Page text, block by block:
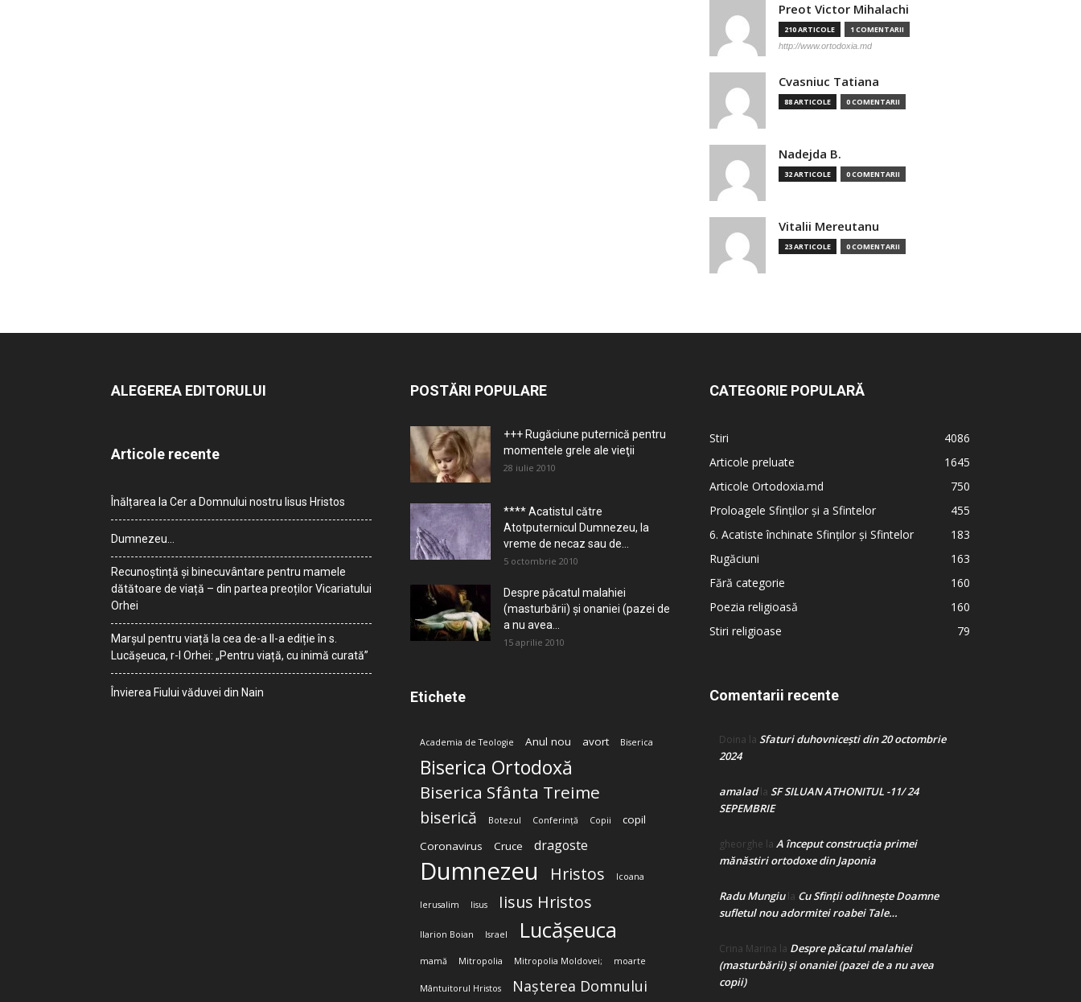
Preot Victor Mihalachi
210 ARTICOLE 1 COMENTARII
http://www.ortodoxia.md
Cvasniuc Tatiana
88 ARTICOLE 0 COMENTARII
Nadejda B.
32 ARTICOLE 0 COMENTARII
Vitalii Mereutanu
23 ARTICOLE 0 COMENTARII
ALEGEREA EDITORULUI
Articole recente
Înălțarea la Cer a Domnului nostru Iisus Hristos
Dumnezeu…
Recunoștință și binecuvântare pentru mamele
dătătoare de viață – din partea preoților Vicariatului
Orhei
Marșul pentru viață la cea de-a II-a ediție în s.
Lucășeuca, r-l Orhei: „Pentru viață, cu inimă curată”
Învierea Fiului văduvei din Nain
POSTĂRI POPULARE
+++ Rugăciune puternică pentru
momentele grele ale vieţii
28 iulie 2010
**** Acatistul către
Atotputernicul Dumnezeu, la
vreme de necaz sau de...
5 octombrie 2010
Despre păcatul malahiei
(masturbării) şi onaniei (pazei de
a nu avea...
15 aprilie 2010
Etichete
Academia de Teologie Anul nou avort Biserica
Biserica Ortodoxă
Biserica Sfânta Treime
biserică Botezul Conferință Copii
copil
Coronavirus
Cruce dragoste
Dumnezeu Hristos Icoana
Ierusalim Iisus Iisus Hristos
Ilarion Boian Israel Lucășeuca
mamă Mitropolia Mitropolia Moldovei; moarte
Mântuitorul Hristos Nașterea Domnului
CATEGORIE POPULARĂ
Stiri
4086
Articole preluate
1645
Articole Ortodoxia.md
750
Proloagele Sfinților și a Sfintelor
455
6. Acatiste închinate Sfinților și Sfintelor
183
Rugăciuni
163
Fără categorie
160
Poezia religioasă
160
Stiri religioase
79
Comentarii recente
Doina la Sfaturi duhovnicești din 20 octombrie
2024
amaladla SF SILUAN ATHONITUL -11/ 24
SEPEMBRIE
gheorghe la A început construcţia primei
mănăstiri ortodoxe din Japonia
Radu Mungiula Cu Sfinții odihnește Doamne
sufletul nou adormitei roabei Tale…
Crina Marina la Despre păcatul malahiei
(masturbării) şi onaniei (pazei de a nu avea
copii)